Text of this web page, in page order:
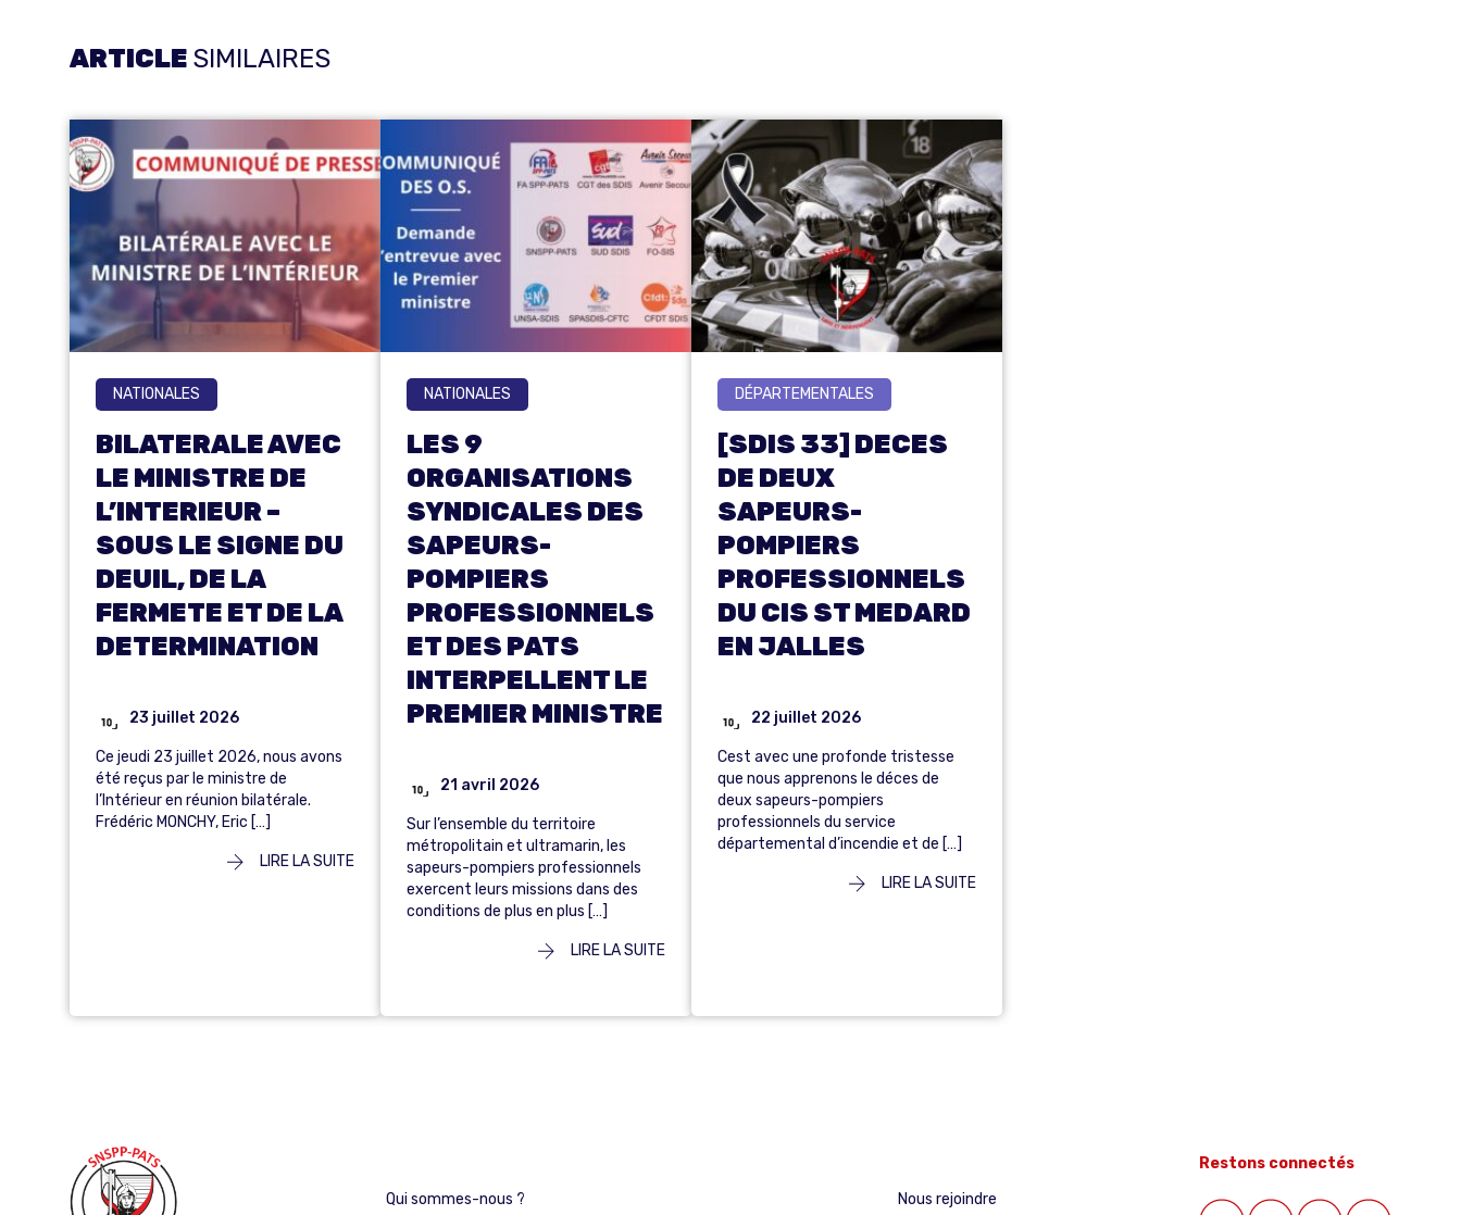
ARTICLE SIMILAIRES
NATIONALES
BILATERALE AVEC
LE MINISTRE DE
L’INTERIEUR –
SOUS LE SIGNE DU
DEUIL, DE LA
FERMETE ET DE LA
DETERMINATION
23 juillet 2026
Ce jeudi 23 juillet 2026, nous avons
été reçus par le ministre de
l’Intérieur en réunion bilatérale.
Frédéric MONCHY, Eric […]
LIRE LA SUITE
NATIONALES
LES 9
ORGANISATIONS
SYNDICALES DES
SAPEURS-
POMPIERS
PROFESSIONNELS
ET DES PATS
INTERPELLENT LE
PREMIER MINISTRE
21 avril 2026
Sur l’ensemble du territoire
métropolitain et ultramarin, les
sapeurs-pompiers professionnels
exercent leurs missions dans des
conditions de plus en plus […]
LIRE LA SUITE
DÉPARTEMENTALES
[SDIS 33] DECES
DE DEUX
SAPEURS-
POMPIERS
PROFESSIONNELS
DU CIS ST MEDARD
EN JALLES
22 juillet 2026
Cest avec une profonde tristesse
que nous apprenons le déces de
deux sapeurs-pompiers
professionnels du service
départemental d’incendie et de […]
LIRE LA SUITE
Qui sommes-nous ? Nous rejoindre
Restons connectés